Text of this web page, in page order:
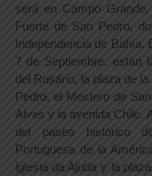
será en Campo
Fuerte de San Pedro,
Independencia de Bahía.
7 de Septiembre, están
del Rosário, la plaza de
Pedro, el Mostero de
Alves y la avenida Chile.
del paseo histórico
Portuguesa de la
iglesia da Ajuda y la